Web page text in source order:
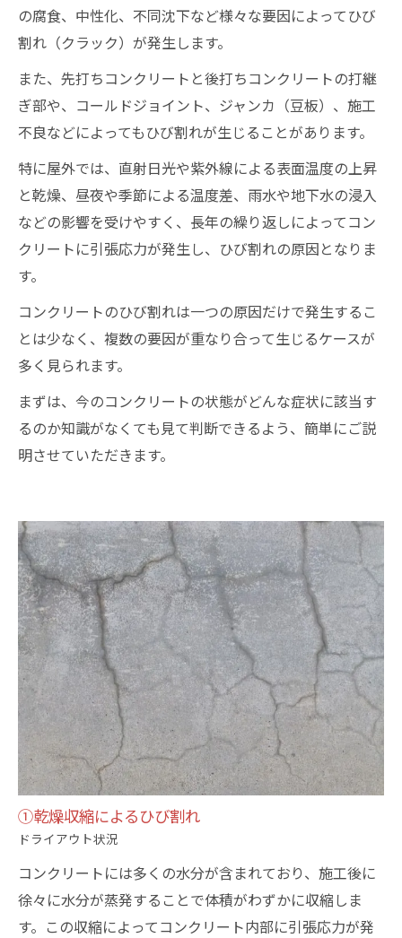
の腐食、中性化、不同沈下など様々な要因によってひび
割れ（クラック）が発生します。
また、先打ちコンクリートと後打ちコンクリートの打継
ぎ部や、コールドジョイント、ジャンカ（豆板）、施工
不良などによってもひび割れが生じることがあります。
特に屋外では、直射日光や紫外線による表面温度の上昇
と乾燥、昼夜や季節による温度差、雨水や地下水の浸入
などの影響を受けやすく、長年の繰り返しによってコン
クリートに引張応力が発生し、ひび割れの原因となりま
す。
コンクリートのひび割れは一つの原因だけで発生するこ
とは少なく、複数の要因が重なり合って生じるケースが
多く見られます。
まずは、今のコンクリートの状態がどんな症状に該当す
るのか知識がなくても見て判断できるよう、簡単にご説
明させていただきます。
①乾燥収縮によるひび割れ
ドライアウト状況
コンクリートには多くの水分が含まれており、施工後に
徐々に水分が蒸発することで体積がわずかに収縮しま
す。この収縮によってコンクリート内部に引張応力が発